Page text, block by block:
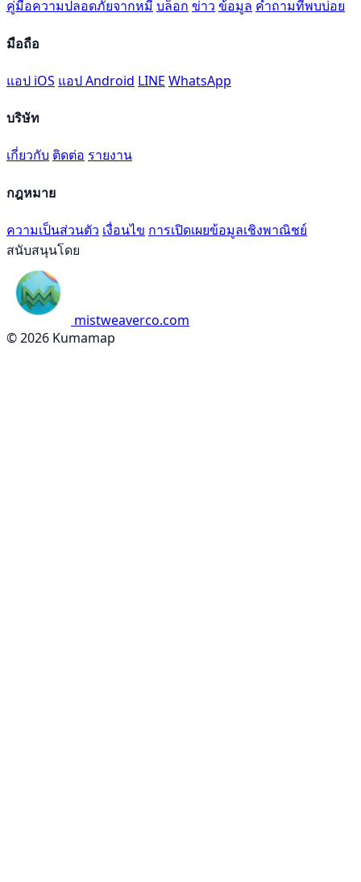
คู่มือความปลอดภัยจากหมี บล็อก ข่าว ข้อมูล คำถามที่พบบ่อย
มือถือ
แอป iOS แอป Android LINE WhatsApp
บริษัท
เกี่ยวกับ ติดต่อ รายงาน
กฎหมาย
ความเป็นส่วนตัว เงื่อนไข การเปิดเผยข้อมูลเชิงพาณิชย์
สนับสนุนโดย
mistweaverco.com
© 2026 Kumamap